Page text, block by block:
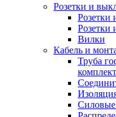
Розетки и
Розетки
Розетки
Вилки
Кабель и
Труба
Силовые